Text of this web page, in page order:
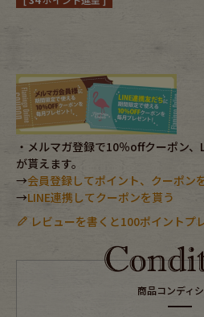
小物・アクセサリ
Eye Wear
Bag
Accessory
・メルマガ登録で10％offクーポン
が貰えます。
→会員登録してポイント、クーポン
→LINE連携してクーポンを貰う
レビューを書くと100ポイントプ
商品コンディ